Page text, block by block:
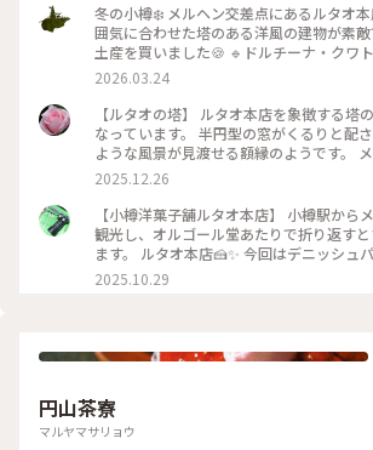
冬の小樽❄️ メルヘン交差点にあるルタオ
囲気に合わせた塔のある洋風の建物が素敵です。 本店
土産を買いました🍪 🔹ドルチーナ・クワ
のチーズとはちみつを練り込んだ生地に
じ込めたザクザク食感のクッキー 🔹ルボ
のあるバターの風味にバニラの香り、焼き
ッとした食感がとっても美味しい 2024年秋にオープンした運
河プラザ店（4枚目） ルタオ初のバーや
2025.1.27撮影 #ことりっぷ北海道 #小樽 #レトロな街 #冬の北
海道 #雪の散策路 #限定スイーツ #おみや
つ時間
2026.03.24
【ルタオの塔】 ルタオ本店を象徴する塔の最上階は展望台に
なっています。 半円型の窓がくるりと配され、窓ごとに絵画の
ような風景が見渡せる額縁のようです。 メルヘン交差点を望む
窓からはノスタルジックな光景、小樽の
周でいろんな小樽の風景を楽しむ贅沢。 私のお気に入りは、
海が見える窓。 小樽の青い海と青い空が
た。 展望台への螺旋階段も素敵。壁を飾るのは、ルタオの歴
史を物語るフォトやイラストでした。 誰
る、というのもうれしいですね♪ 1Fには
食べたことのあるルタオスイーツが並ぶショップ
2025.12.26
【小樽洋菓子舗ルタオ本店】 小樽駅からメインストリートを
観光し、オルゴール堂あたりで折り返す
ます。 ルタオ本店🍰✨ 今回はデニッシュ
ェ利用☕️ 冷めてもパリパリなデニッシュ
思ったよりあっさりとしていて重くなく
ドリンクもコーヒーだけでなく美瑛の牛乳
した。 １つからテイクアウトも可能なので
う。 #北海道グルメ #小樽グルメ #小樽カフェ #小樽といった
2025.10.29
円山茶寮
マルヤマサリョウ